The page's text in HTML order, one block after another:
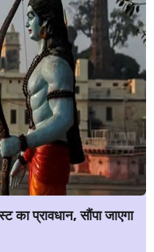
का प्रावधान, सौंपा जाएगा